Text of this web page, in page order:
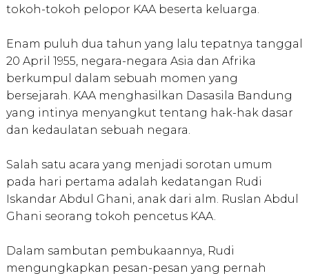
tokoh-tokoh pelopor KAA beserta keluarga.
Enam puluh dua tahun yang lalu tepatnya tanggal
20 April 1955, negara-negara Asia dan Afrika
berkumpul dalam sebuah momen yang
bersejarah. KAA menghasilkan Dasasila Bandung
yang intinya menyangkut tentang hak-hak dasar
dan kedaulatan sebuah negara.
Salah satu acara yang menjadi sorotan umum
pada hari pertama adalah kedatangan Rudi
Iskandar Abdul Ghani, anak dari alm. Ruslan Abdul
Ghani seorang tokoh pencetus KAA.
Dalam sambutan pembukaannya, Rudi
mengungkapkan pesan-pesan yang pernah